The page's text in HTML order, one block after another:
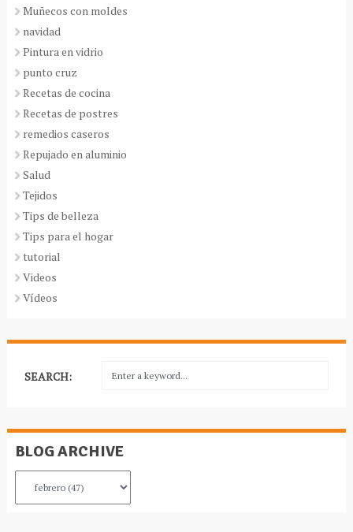
Muñecos con moldes
navidad
Pintura en vidrio
punto cruz
Recetas de cocina
Recetas de postres
remedios caseros
Repujado en aluminio
Salud
Tejidos
Tips de belleza
Tips para el hogar
tutorial
Videos
Vídeos
SEARCH:
BLOG ARCHIVE